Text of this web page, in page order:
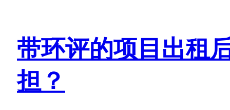
带环评的项目出租
担？